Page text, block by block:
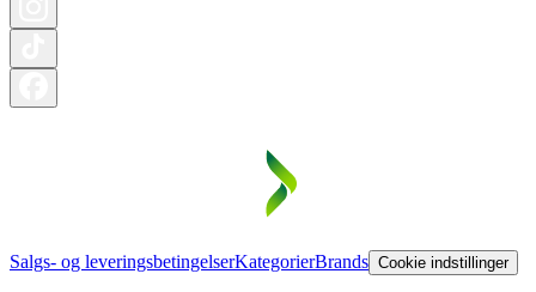
Salgs- og leveringsbetingelserKategorierBrands Cookie indstillinger